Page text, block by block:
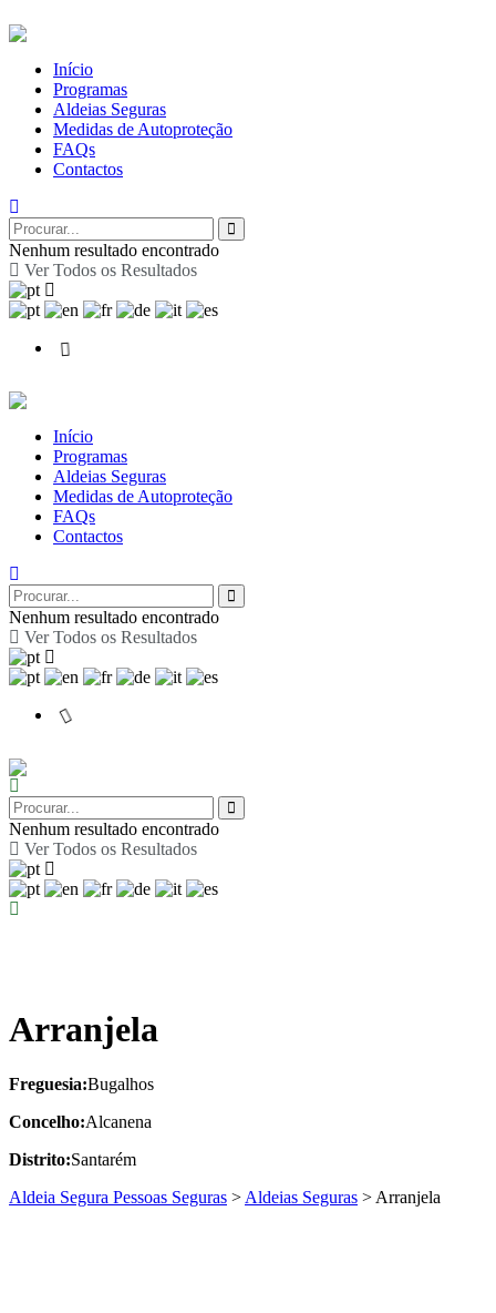
Início
Programas
Aldeias Seguras
Medidas de Autoproteção
FAQs
Contactos
Nenhum resultado encontrado
Ver Todos os Resultados
Início
Programas
Aldeias Seguras
Medidas de Autoproteção
FAQs
Contactos
Nenhum resultado encontrado
Ver Todos os Resultados
Nenhum resultado encontrado
Ver Todos os Resultados
Arranjela
Freguesia:Bugalhos
Concelho:Alcanena
Distrito:Santarém
Aldeia Segura Pessoas Seguras > Aldeias Seguras > Arranjela